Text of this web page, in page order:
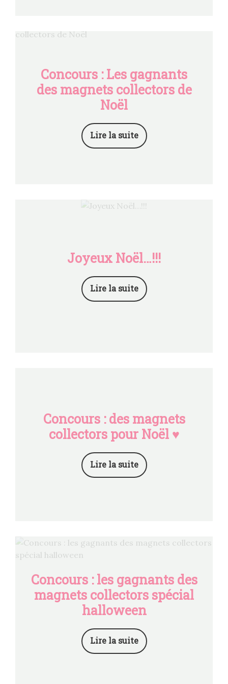
Concours : Les gagnants
des magnets collectors de
Noël
Lire la suite
Joyeux Noël…!!!
Lire la suite
Concours : des magnets
collectors pour Noël ♥
Lire la suite
Concours : les gagnants des
magnets collectors spécial
halloween
Lire la suite